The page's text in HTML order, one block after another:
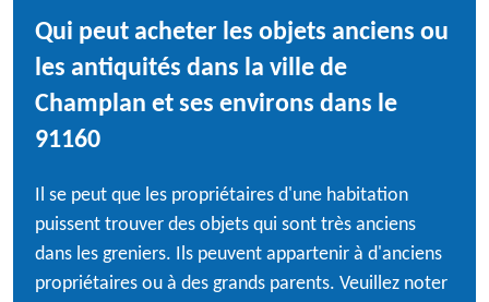
Qui peut acheter les objets anciens ou
les antiquités dans la ville de
Champlan et ses environs dans le
91160
Il se peut que les propriétaires d'une habitation
puissent trouver des objets qui sont très anciens
dans les greniers. Ils peuvent appartenir à d'anciens
propriétaires ou à des grands parents. Veuillez noter